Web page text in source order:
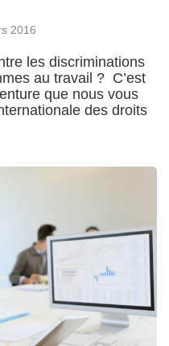
2016
les discriminations
au travail ? C’est
que nous vous
des droits